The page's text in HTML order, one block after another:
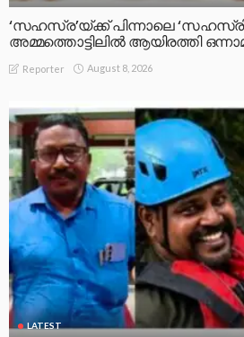
‘സഹസ്ര’യ്ക്ക് പിന്നാലെ
അമ്മത്തൊട്ടിലിൽ ആയിരത്തി
Reporter August 8, 2026
LATEST